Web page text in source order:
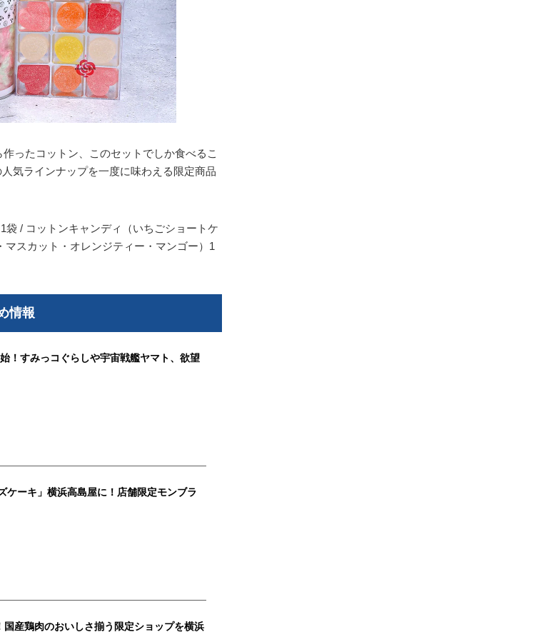
ったコットン、このセットでしか食べるこ
気ラインナップを一度に味わえる限定商品
/ コットンキャンディ（いちごショートケ
スカット・オレンジティー・マンゴー）1
情報
！すみっコぐらしや宇宙戦艦ヤマト、欲望
ケーキ」横浜高島屋に！店舗限定モンブラ
産鶏肉のおいしさ揃う限定ショップを横浜